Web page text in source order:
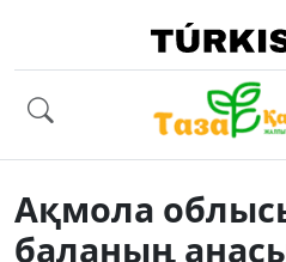
Ақмола
баланың анасы